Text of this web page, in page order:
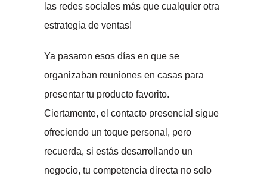
las redes sociales más que cualquier otra
estrategia de ventas!
Ya pasaron esos días en que se
organizaban reuniones en casas para
presentar tu producto favorito.
Ciertamente, el contacto presencial sigue
ofreciendo un toque personal, pero
recuerda, si estás desarrollando un
negocio, tu competencia directa no solo